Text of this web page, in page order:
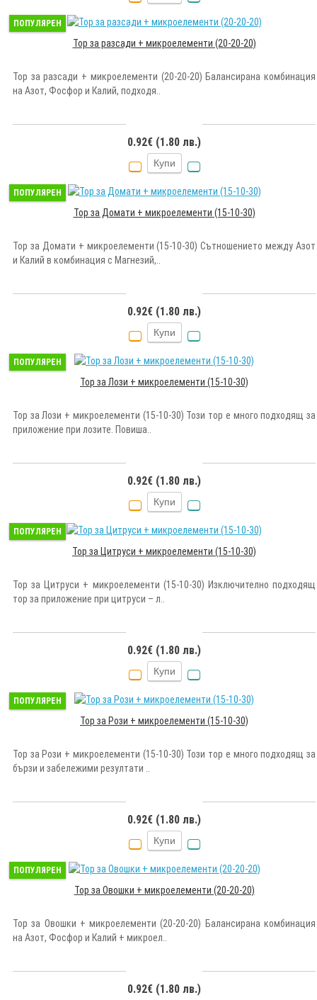
ПОПУЛЯРЕН
Тор за разсади + микроелементи (20-20-20)
Тор за разсади + микроелементи (20-20-20) Балансирана комбинация
на Азот, Фосфор и Калий, подходя..
0.92€ (1.80 лв.)
Купи
ПОПУЛЯРЕН
Тор за Домати + микроелементи (15-10-30)
Тор за Домати + микроелементи (15-10-30) Сътношението между Азот
и Калий в комбинация с Магнезий,..
0.92€ (1.80 лв.)
Купи
ПОПУЛЯРЕН
Тор за Лози + микроелементи (15-10-30)
Тор за Лози + микроелементи (15-10-30) Този тор е много подходящ за
приложение при лозите. Повиша..
0.92€ (1.80 лв.)
Купи
ПОПУЛЯРЕН
Тор за Цитруси + микроелементи (15-10-30)
Тор за Цитруси + микроелементи (15-10-30) Изключително подходящ
тор за приложение при цитруси – л..
0.92€ (1.80 лв.)
Купи
ПОПУЛЯРЕН
Тор за Рози + микроелементи (15-10-30)
Тор за Рози + микроелементи (15-10-30) Този тор е много подходящ за
бързи и забележими резултати ..
0.92€ (1.80 лв.)
Купи
ПОПУЛЯРЕН
Тор за Овошки + микроелементи (20-20-20)
Тор за Овошки + микроелементи (20-20-20) Балансирана комбинация
на Азот, Фосфор и Калий + микроел..
0.92€ (1.80 лв.)